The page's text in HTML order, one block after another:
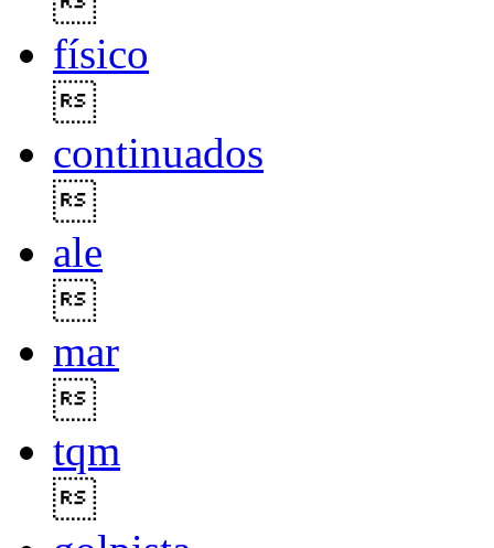
físico
continuados
ale
mar
tqm